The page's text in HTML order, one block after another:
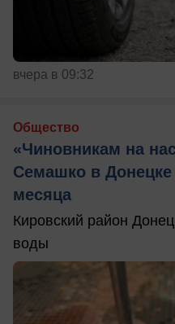
вчера в 09:32
Общество
«Чиновникам на
Семашко в
месяца
Кировский район
воды